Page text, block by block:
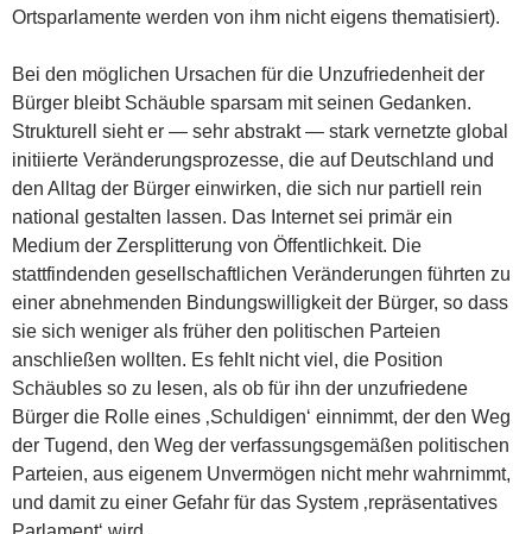
Ortsparlamente werden von ihm nicht eigens thematisiert).
Bei den möglichen Ursachen für die Unzufriedenheit der
Bürger bleibt Schäuble sparsam mit seinen Gedanken.
Strukturell sieht er — sehr abstrakt — stark vernetzte global
initiierte Veränderungsprozesse, die auf Deutschland und
den Alltag der Bürger einwirken, die sich nur partiell rein
national gestalten lassen. Das Internet sei primär ein
Medium der Zersplitterung von Öffentlichkeit. Die
stattfindenden gesellschaftlichen Veränderungen führten zu
einer abnehmenden Bindungswilligkeit der Bürger, so dass
sie sich weniger als früher den politischen Parteien
anschließen wollten. Es fehlt nicht viel, die Position
Schäubles so zu lesen, als ob für ihn der unzufriedene
Bürger die Rolle eines ‚Schuldigen‘ einnimmt, der den Weg
der Tugend, den Weg der verfassungsgemäßen politischen
Parteien, aus eigenem Unvermögen nicht mehr wahrnimmt,
und damit zu einer Gefahr für das System ‚repräsentatives